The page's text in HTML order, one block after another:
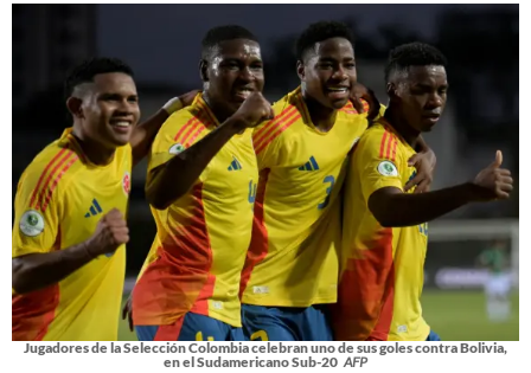
Jugadores de la Selección Colombia celebran uno de sus goles contra Bolivia,
en el Sudamericano Sub-20 AFP